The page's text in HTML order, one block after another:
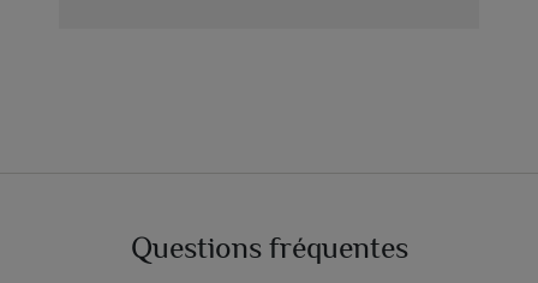
Questions fréquentes